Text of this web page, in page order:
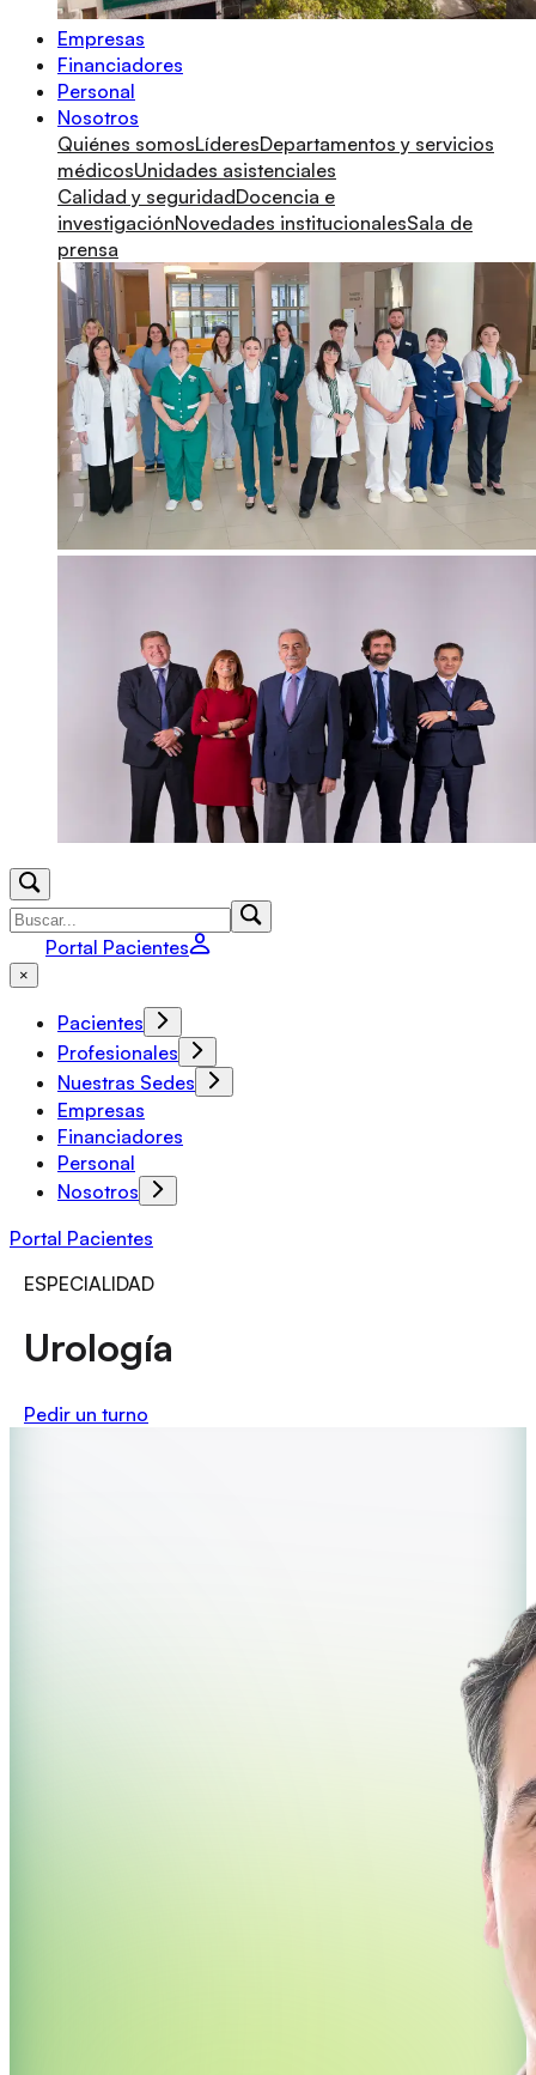
Empresas
Financiadores
Personal
Nosotros
Quiénes somosLíderesDepartamentos y servicios
médicosUnidades asistenciales
Calidad y seguridadDocencia e
investigaciónNovedades institucionalesSala de
prensa
Portal Pacientes
×
Pacientes
Profesionales
Nuestras Sedes
Empresas
Financiadores
Personal
Nosotros
Portal Pacientes
ESPECIALIDAD
Urología
Pedir un turno